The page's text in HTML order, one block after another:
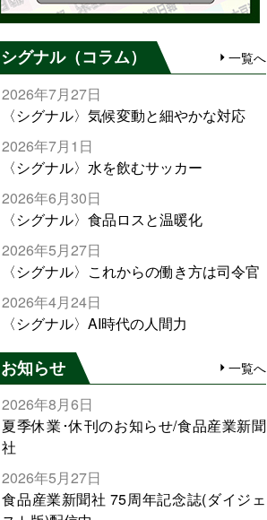
シグナル（コラム） 一覧へ
2026年7月27日
〈シグナル〉気候変動と細やかな対応
2026年7月1日
〈シグナル〉水を飲むサッカー
2026年6月30日
〈シグナル〉食品ロスと温暖化
2026年5月27日
〈シグナル〉これからの働き方は司令官
2026年4月24日
〈シグナル〉AI時代の人間力
お知らせ 一覧へ
2026年8月6日
夏季休業･休刊のお知らせ/食品産業新聞
社
2026年5月27日
食品産業新聞社 75周年記念誌(ダイジェ